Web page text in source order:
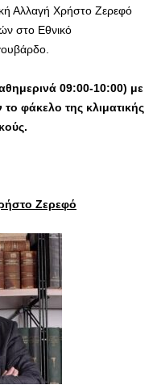
Αλλαγή Χρήστο Ζερεφό
στο Εθνικό
09:00-10:00) με
φάκελο της κλιματικής
Ζερεφό